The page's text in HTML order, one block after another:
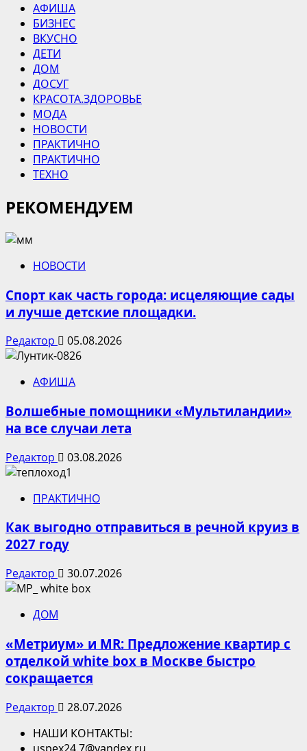
АФИША
БИЗНЕС
ВКУСНО
ДЕТИ
ДОМ
ДОСУГ
КРАСОТА.ЗДОРОВЬЕ
МОДА
НОВОСТИ
ПРАКТИЧНО
ПРАКТИЧНО
ТЕХНО
РЕКОМЕНДУЕМ
НОВОСТИ
Спорт как часть города: исцеляющие сады
и лучше детские площадки.
Редактор 05.08.2026
АФИША
Волшебные помощники «Мультиландии»
на все случаи лета
Редактор 03.08.2026
ПРАКТИЧНО
Как выгодно отправиться в речной круиз в
2027 году
Редактор 30.07.2026
ДОМ
«Метриум» и MR: Предложение квартир с
отделкой white box в Москве быстро
сокращается
Редактор
28.07.2026
НАШИ КОНТАКТЫ: